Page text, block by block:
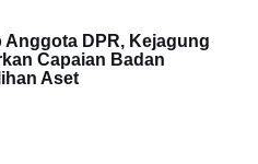
Anggota DPR, Kejagung
Capaian Badan
Aset